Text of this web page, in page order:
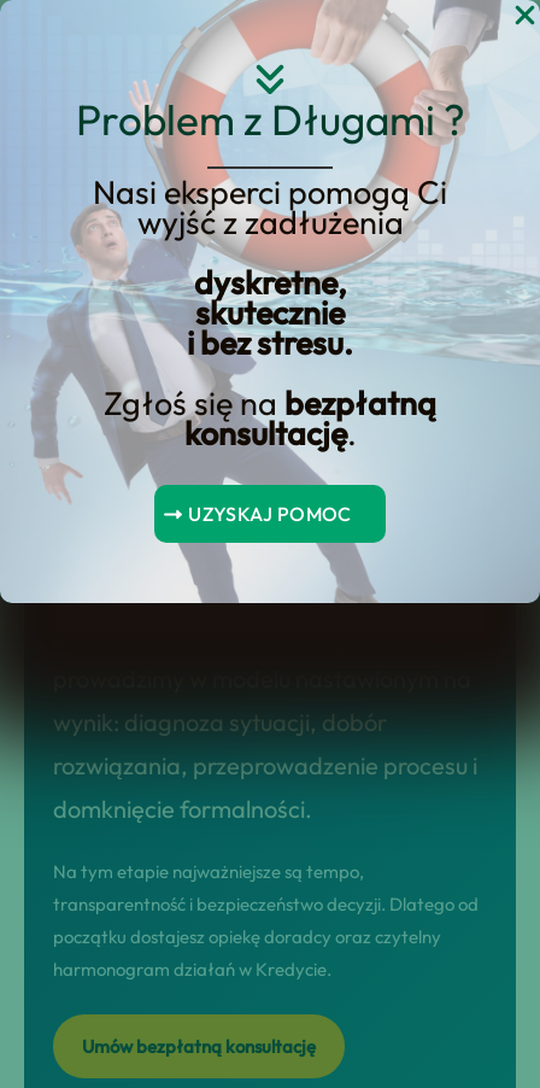
Problem z Długami ?
Nasi eksperci pomogą Ci
wyjść z zadłużenia
dyskretne,
skutecznie
i bez stresu.
Zgłoś się na bezpłatną
konsultację.
UZYSKAJ POMOC
Przejdź
KREDYT123.PL – OFERTA SPRZEDAŻOWA
Jak zaoszczędzić na
kredycie: Skracanie
okresu spłaty czy
zmniejszenie rat?
Poradnik finansowy
jak zaoszczędzić na kredycie: skracanie
okresu spłaty czy zmniejszenie rat?
wynik: diagnoza sytuacji, dobór
rozwiązania, przeprowadzenie procesu i
domknięcie formalności.
Na tym etapie najważniejsze są tempo,
transparentność i bezpieczeństwo decyzji. Dlatego od
początku dostajesz opiekę doradcy oraz czytelny
harmonogram działań w Kredycie.
Umów bezpłatną konsultację